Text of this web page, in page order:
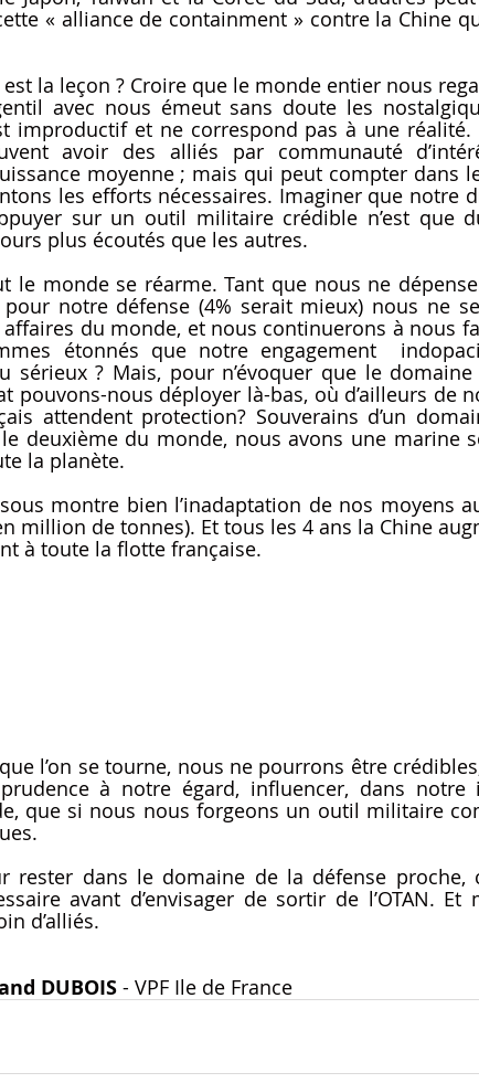
« alliance de containment » contre la Chine
la leçon ? Croire que le monde entier nous
avec nous émeut sans doute les
improductif et ne correspond pas à une réalité.
avoir des alliés par communauté
moyenne ; mais qui peut compter dans
les efforts nécessaires. Imaginer que notre
sur un outil militaire crédible n’est que
plus écoutés que les autres.
le monde se réarme. Tant que nous ne
notre défense (4% serait mieux) nous ne
affaires du monde, et nous continuerons à nous
étonnés que notre engagement
sérieux ? Mais, pour n’évoquer que le
pouvons-nous déployer là-bas, où d’ailleurs de
attendent protection? Souverains d’un
deuxième du monde, nous avons une marine
la planète.
montre bien l’inadaptation de nos moyens
million de tonnes). Et tous les 4 ans la Chine
à toute la flotte française.
l’on se tourne, nous ne pourrons être
à notre égard, influencer, dans notre
que si nous nous forgeons un outil militaire
rester dans le domaine de la défense proche,
avant d’envisager de sortir de l’OTAN. Et
d’alliés.
DUBOIS - VPF Ile de France